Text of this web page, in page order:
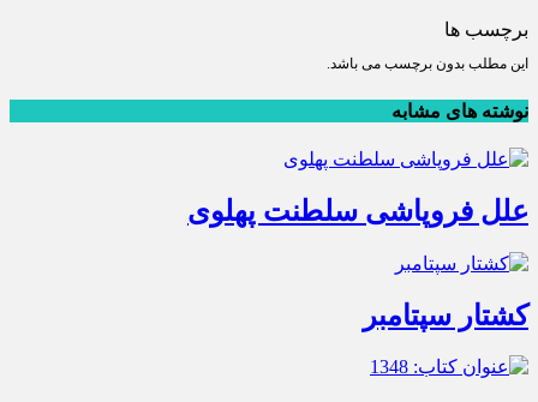
برچسب ها
این مطلب بدون برچسب می باشد.
نوشته های مشابه
علل فروپاشی سلطنت پهلوی
کشتار سپتامبر